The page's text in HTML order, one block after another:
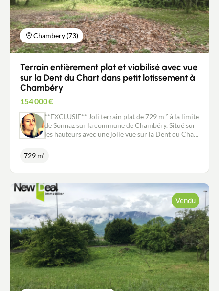
Immobilier inscrit au RSAC de Chambéry no881
196 183. Non soumis au DPE
Chambery (73)
Terrain entièrement plat et viabilisé avec vue
sur la Dent du Chart dans petit lotissement à
Chambéry
154 000€
**EXCLUSIF** Joli terrain plat de 729 m ² à la limite
de Sonnaz sur la commune de Chambéry. Situé sur
les hauteurs avec une jolie vue sur la Dent du Chat,
bordées de platanes qui dessert 3 autres terrains
(lotissement) et une maison déjà existante (hors
lotissement). Ce type de bien est rare, alors venez le
visiter sans tarder ! Les informations sur les
risques auxquels ce bien est exposé sont
disponibles sur le site Géorisques :
www.georisques.gouv.fr Pour tout renseignement
complémentaire ou pour une visite contactez
Stéphanie Couillandeau au 06.08.04.02.27,
mandataire immobilier New Deal Immobilier
inscrit au RSAC de Chambéry no881 196 183. Non
soumis au DPE
729 m²
Vendu